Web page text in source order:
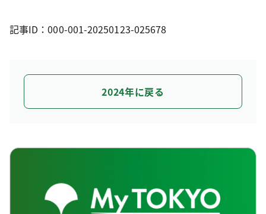
記事ID：000-001-20250123-025678
2024年に戻る